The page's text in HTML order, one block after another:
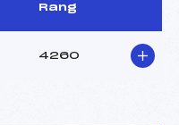
Rang
4260